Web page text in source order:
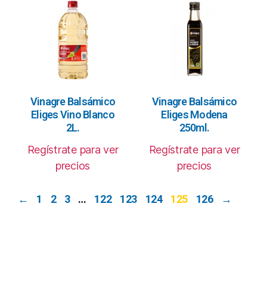
Vinagre Balsámico
Eliges Vino Blanco
2L.
Regístrate para ver
precios
Vinagre Balsámico
Eliges Modena
250ml.
Regístrate para ver
precios
← 1 2 3 … 122 123 124 125 126 →